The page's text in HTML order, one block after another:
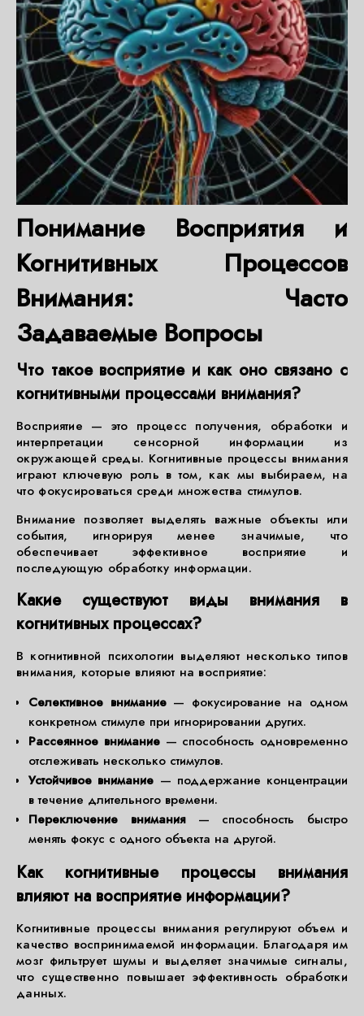
Понимание Восприятия и
Когнитивных Процессов
Внимания: Часто
Задаваемые Вопросы
Что такое восприятие и как оно связано с
когнитивными процессами внимания?
Восприятие — это процесс получения, обработки и
интерпретации сенсорной информации из
окружающей среды. Когнитивные процессы внимания
играют ключевую роль в том, как мы выбираем, на
что фокусироваться среди множества стимулов.
Внимание позволяет выделять важные объекты или
события, игнорируя менее значимые, что
обеспечивает эффективное восприятие и
последующую обработку информации.
Какие существуют виды внимания в
когнитивных процессах?
В когнитивной психологии выделяют несколько типов
внимания, которые влияют на восприятие:
Селективное внимание— фокусирование на одном
конкретном стимуле при игнорировании других.
Рассеянное внимание— способность одновременно
отслеживать несколько стимулов.
Устойчивое внимание — поддержание концентрации
в течение длительного времени.
Переключение внимания— способность быстро
менять фокус с одного объекта на другой.
Как когнитивные процессы внимания
влияют на восприятие информации?
Когнитивные процессы внимания регулируют объем и
качество воспринимаемой информации. Благодаря им
мозг фильтрует шумы и выделяет значимые сигналы,
что существенно повышает эффективность обработки
данных.